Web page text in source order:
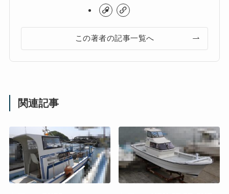
この著者の記事一覧へ
関連記事